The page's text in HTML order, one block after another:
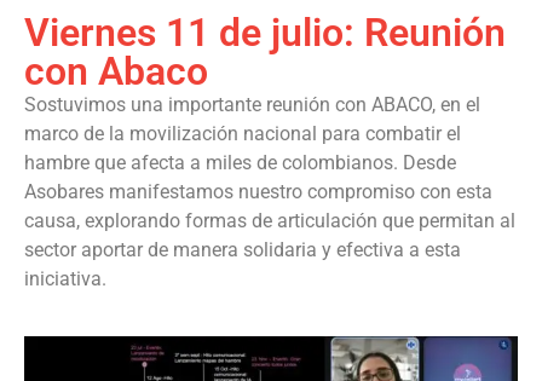
Viernes 11 de julio: Reunión
con Abaco
Sostuvimos una importante reunión con ABACO, en el
marco de la movilización nacional para combatir el
hambre que afecta a miles de colombianos. Desde
Asobares manifestamos nuestro compromiso con esta
causa, explorando formas de articulación que permitan al
sector aportar de manera solidaria y efectiva a esta
iniciativa.